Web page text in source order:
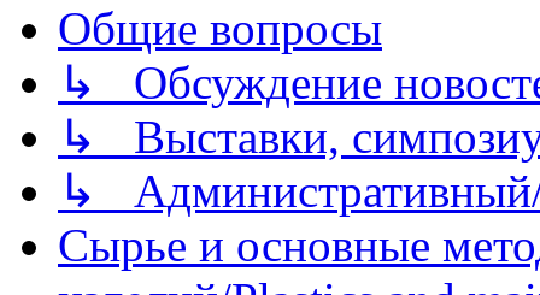
Общие вопросы
↳ Обсуждение
↳ Выставки,
↳
Сырье и основные